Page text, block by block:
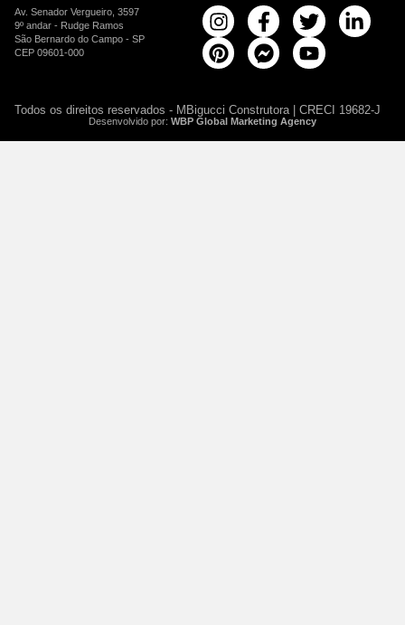
Av. Senador Vergueiro, 3597
9º andar - Rudge Ramos
São Bernardo do Campo - SP
CEP 09601-000
Todos os direitos reservados - MBigucci Construtora | CRECI 19682-J
Desenvolvido por: WBP Global Marketing Agency